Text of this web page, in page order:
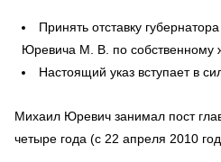
Принять отставку
Юревича М. В. по собственному
Настоящий указ вступает в
Михаил Юревич занимал пост
четыре года (с 22 апреля 2010